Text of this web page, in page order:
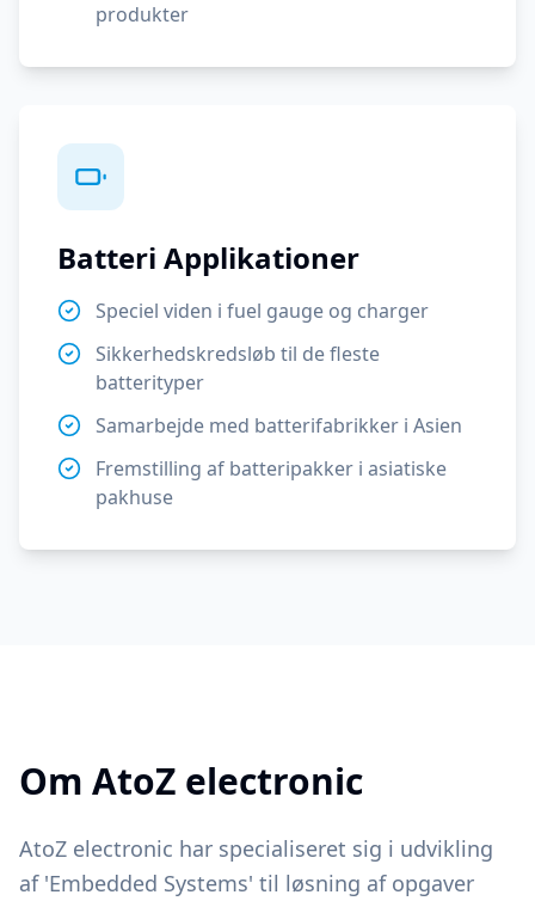
produkter
Batteri Applikationer
Speciel viden i fuel gauge og charger
Sikkerhedskredsløb til de fleste
batterityper
Samarbejde med batterifabrikker i Asien
Fremstilling af batteripakker i asiatiske
pakhuse
Om AtoZ electronic
AtoZ electronic har specialiseret sig i udvikling
af 'Embedded Systems' til løsning af opgaver